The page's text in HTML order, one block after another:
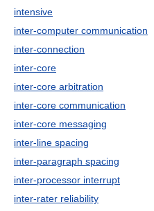
intensive
inter-computer communication
inter-connection
inter-core
inter-core arbitration
inter-core communication
inter-core messaging
inter-line spacing
inter-paragraph spacing
inter-processor interrupt
inter-rater reliability